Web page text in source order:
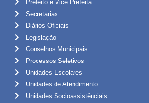
Prefeito e Vice Prefeita
Secretarias
Diários Oficiais
Legislação
Conselhos Municipais
Processos Seletivos
Unidades Escolares
Unidades de Atendimento
Unidades Socioassistênciais